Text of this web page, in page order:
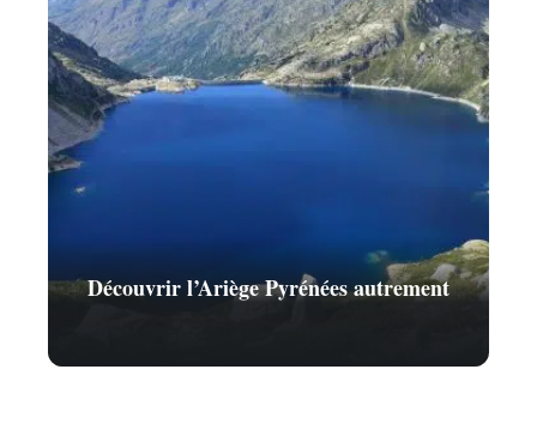
Découvrir l’Ariège Pyrénées autrement